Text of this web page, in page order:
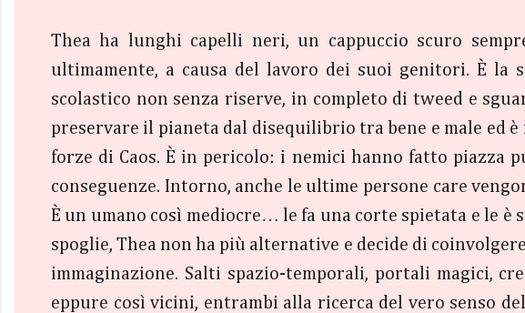
Thea ha lunghi capelli neri, un cappuccio scuro
ultimamente, a causa del lavoro dei suoi genitori. È la
scolastico non senza riserve, in completo di tweed e
preservare il pianeta dal disequilibrio tra bene e male ed
forze di Caos. È in pericolo: i nemici hanno fatto piazza
conseguenze. Intorno, anche le ultime persone care
È un umano così mediocre… le fa una corte spietata e le
spoglie, Thea non ha più alternative e decide di
immaginazione. Salti spazio-temporali, portali magici,
eppure così vicini, entrambi alla ricerca del vero senso